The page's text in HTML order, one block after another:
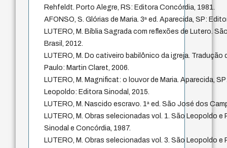
Rehfeldt. Porto Alegre, RS: Editora Concórdia, 1981.
AFONSO, S. Glórias de Maria. 3ª ed. Aparecida, SP:
LUTERO, M. Bíblia Sagrada com reflexões de Lutero.
Brasil, 2012.
LUTERO, M. Do cativeiro babilônico da igreja. Tradução
Paulo: Martin Claret, 2006.
LUTERO, M. Magnificat: o louvor de Maria. Aparecida,
Leopoldo: Editora Sinodal, 2015.
LUTERO, M. Nascido escravo. 1ª ed. São José dos
LUTERO, M. Obras selecionadas vol. 1. São Leopoldo
Sinodal e Concórdia, 1987.
LUTERO, M. Obras selecionadas vol. 3. São Leopoldo